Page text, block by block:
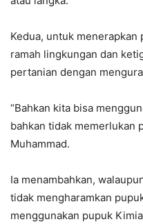
Kedua, untuk
ramah lingkungan dan
pertanian dengan
“Bahkan kita bisa
bahkan tidak memerlukan
Muhammad.
Ia menambahkan,
tidak mengharamkan
menggunakan pupuk